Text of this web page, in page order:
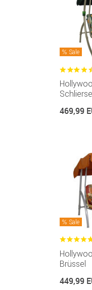
Sale
469,99
Sale
Brüssel
449,99